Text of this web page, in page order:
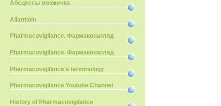
Абсцессы мозжечка
Allantioin
Pharmacovigilance. Фармаконагляд
Pharmacovigilance. Фармаконагляд
Pharmacovigilance's terminology
Pharmacovigilance Youtube Channel
History of Pharmacovigilance